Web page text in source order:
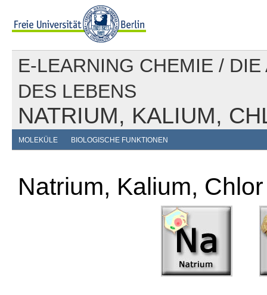
E-LEARNING CHEMIE / DIE
DES LEBENS
NATRIUM, KALIUM,
MOLEKÜLE BIOLOGISCHE FUNKTIONEN
Natrium, Kalium, Chlor